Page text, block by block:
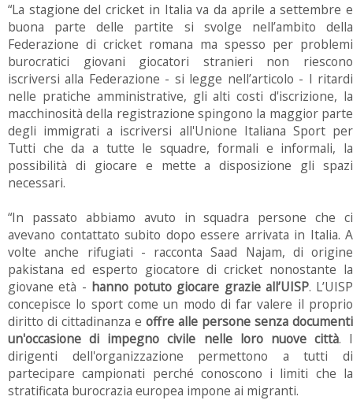
“La stagione del cricket in Italia va da aprile a settembre e
buona parte delle partite si svolge nell’ambito della
Federazione di cricket romana ma spesso per problemi
burocratici giovani giocatori stranieri non riescono
iscriversi alla Federazione - si legge nell’articolo - I ritardi
nelle pratiche amministrative, gli alti costi d'iscrizione, la
macchinosità della registrazione spingono la maggior parte
degli immigrati a iscriversi all'Unione Italiana Sport per
Tutti che da a tutte le squadre, formali e informali, la
possibilità di giocare e mette a disposizione gli spazi
necessari.
“In passato abbiamo avuto in squadra persone che ci
avevano contattato subito dopo essere arrivata in Italia. A
volte anche rifugiati - racconta Saad Najam, di origine
pakistana ed esperto giocatore di cricket nonostante la
giovane età - hanno potuto giocare grazie all’UISP. L’UISP
concepisce lo sport come un modo di far valere il proprio
diritto di cittadinanza e offre alle persone senza documenti
un'occasione di impegno civile nelle loro nuove città. I
dirigenti dell'organizzazione permettono a tutti di
partecipare campionati perché conoscono i limiti che la
stratificata burocrazia europea impone ai migranti.